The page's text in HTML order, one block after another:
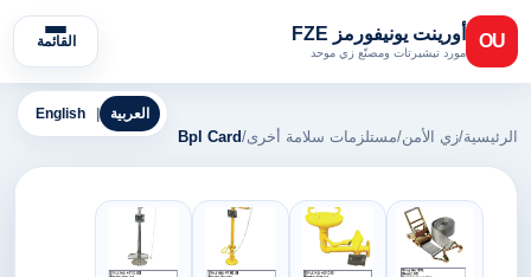
OU أورينت يونيفورمز FZE
مورد تيشيرتات ومصنّع زي موحد
القائمة
English العربية
الرئيسية/زي الأمن/مستلزمات سلامة أخرى/
Bpl Card